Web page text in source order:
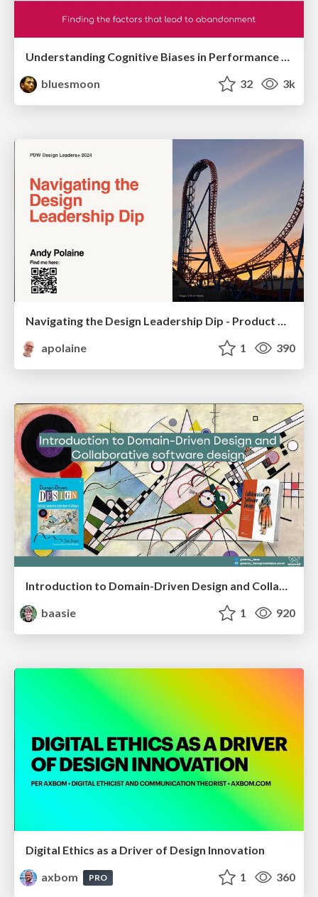
Understanding Cognitive Biases in Performance Measurement
bluesmoon
32 3k
Navigating the Design Leadership Dip - Product Design Week Design Leaders+ Conference 2024
apolaine
1 390
baasie
1 920
Digital Ethics as a Driver of Design Innovation
axbom
PRO 1 360